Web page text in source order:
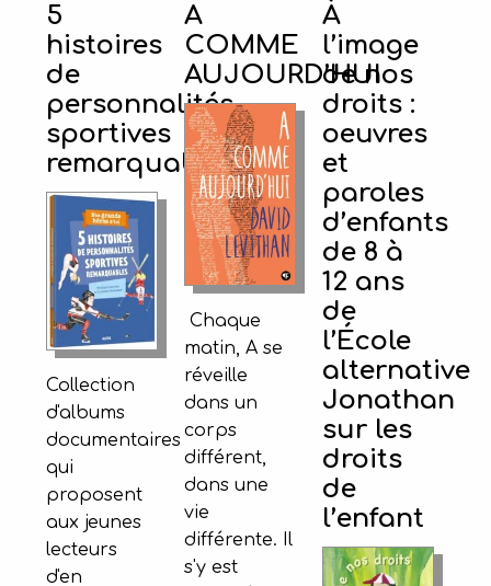
5
histoires
de
personnalités
sportives
remarquables
Collection
d'albums
documentaires
qui
proposent
aux jeunes
lecteurs
d'en
A
COMME
AUJOURD’HUI
Chaque
matin, A se
réveille
dans un
corps
différent,
dans une
vie
différente. Il
s'y est
À
l’image
de nos
droits :
oeuvres
et
paroles
d’enfants
de 8 à
12 ans
de
l’École
alternative
Jonathan
sur les
droits
de
l’enfant